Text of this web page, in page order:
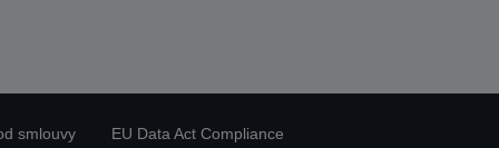
smlouvy EU Data Act Compliance